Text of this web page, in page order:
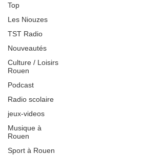
Top
Les Niouzes
TST Radio
Nouveautés
Culture / Loisirs
Rouen
Podcast
Radio scolaire
jeux-videos
Musique à
Rouen
Sport à Rouen